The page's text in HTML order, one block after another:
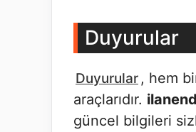
Duyurular
Duyurular , hem
araçlarıdır.
güncel bilgileri